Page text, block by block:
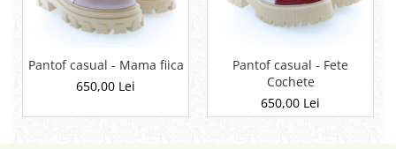
Pantof casual - Mama fiica
650,00 Lei
Pantof casual - Fete
Cochete
650,00 Lei